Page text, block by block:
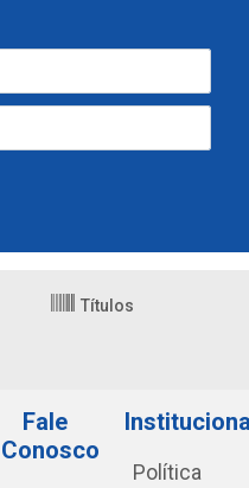
Títulos
Fale
Conosco
Política